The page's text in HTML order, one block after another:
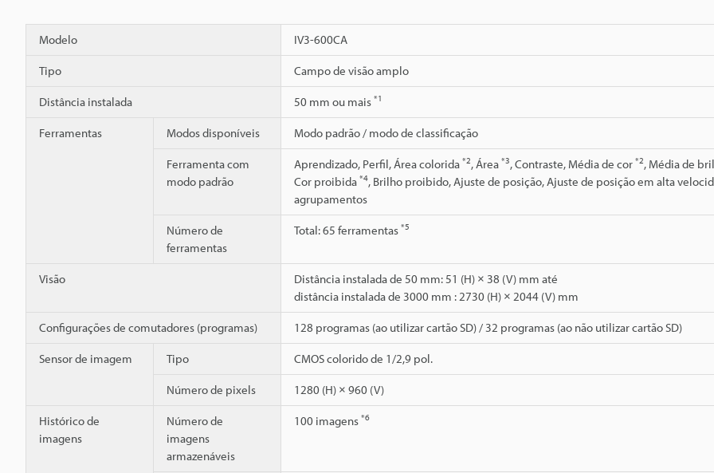
Modelo IV3-600CA
Tipo Campo de visão amplo
Distância instalada 50 mm ou mais *1
Ferramentas Modos disponíveis Modo padrão / modo de classificação
Ferramenta com
modo padrão
Aprendizado, Perfil, Área colorida *2, Área *3, Contraste, Média de cor *2, Média de
Cor proibida *4, Brilho proibido, Ajuste de posição, Ajuste de posição em alta
agrupamentos
Número de
ferramentas
Total: 65 ferramentas *5
Visão
Distância instalada de 50 mm: 51 (H) × 38 (V) mm até
distância instalada de 3000 mm : 2730 (H) × 2044 (V) mm
Configurações de comutadores (programas) 128 programas (ao utilizar cartão SD) / 32 programas (ao não utilizar cartão SD)
Sensor de imagem Tipo CMOS colorido de 1/2,9 pol.
Número de pixels 1280 (H) × 960 (V)
Histórico de
imagens
Número de
imagens
armazenáveis
100 imagens *6